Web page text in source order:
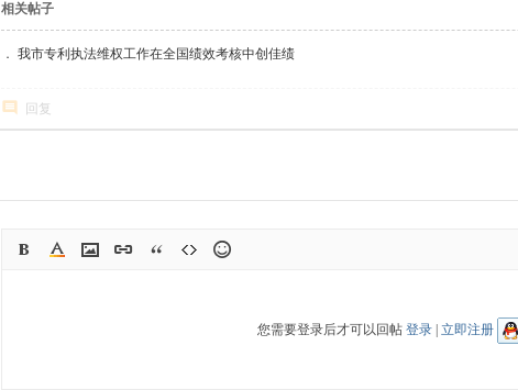
相关帖子
． 我市专利执法维权工作在全国绩效考核中创佳绩
回复
您需要登录后才可以回帖 登录| 立即注册